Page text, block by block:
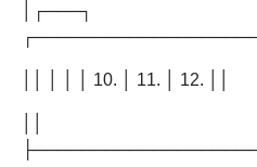
│┌───┐
││ │ │ │ 10. │ 11. │ 12. ││